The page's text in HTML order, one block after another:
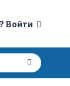
Войти